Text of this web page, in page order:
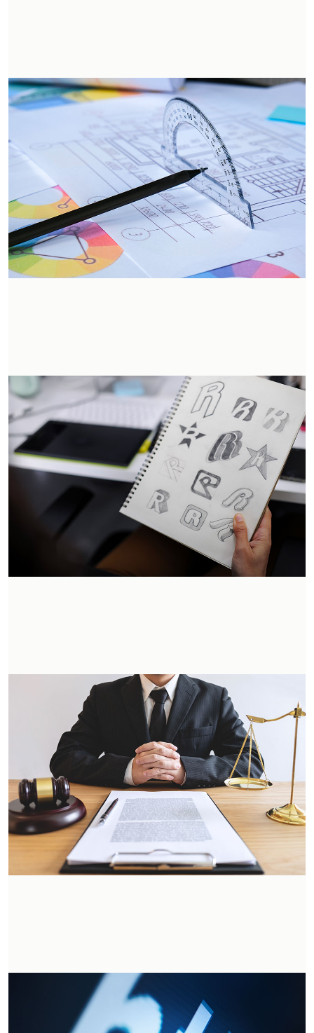
Brevetti
Proteggi la tua idea funzionale con la registrazione
di un brevetto d’invenzione o un modello di utilità.
Design
Proteggi la tua idea di natura estetica, con il
Disegno o Modello.
Marchi d'impresa
Deposita il nome e le caratteristiche della tua
azienda o dei tuoi prodotti.
Tutela legale